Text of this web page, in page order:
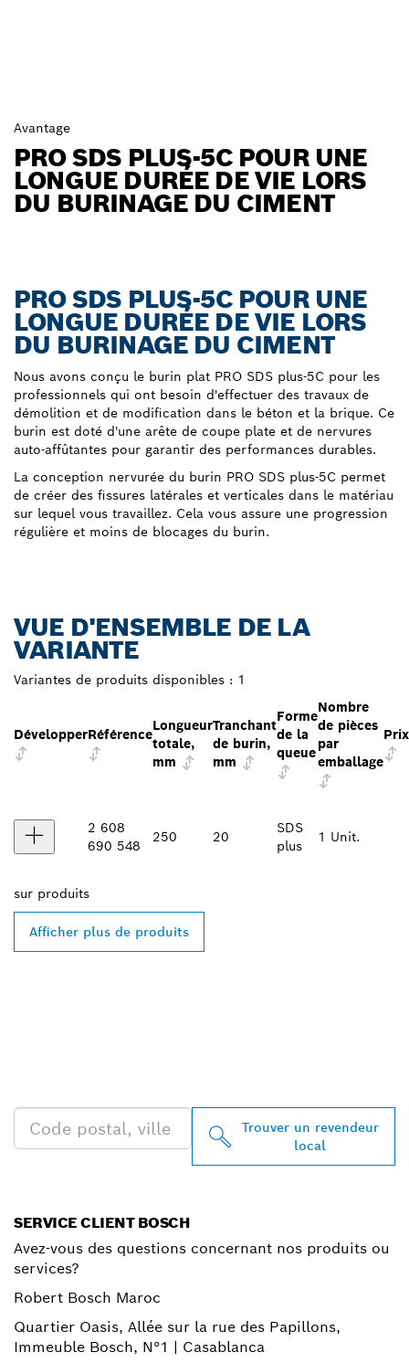
Avantage
PRO SDS PLUS-5C POUR UNE
LONGUE DURÉE DE VIE LORS
DU BURINAGE DU CIMENT
PRO SDS PLUS-5C POUR UNE
LONGUE DURÉE DE VIE LORS
DU BURINAGE DU CIMENT
Nous avons conçu le burin plat PRO SDS plus-5C pour les
professionnels qui ont besoin d'effectuer des travaux de
démolition et de modification dans le béton et la brique. Ce
burin est doté d'une arête de coupe plate et de nervures
auto-affûtantes pour garantir des performances durables.
La conception nervurée du burin PRO SDS plus-5C permet
de créer des fissures latérales et verticales dans le matériau
sur lequel vous travaillez. Cela vous assure une progression
régulière et moins de blocages du burin.
VUE D'ENSEMBLE DE LA
VARIANTE
Variantes de produits disponibles : 1
DévelopperRéférence
Longueur
totale,
mm
Tranchant
de burin,
mm
Forme
de la
queue
Nombre
de pièces
par
emballage
Prix
2 608
690 548
250 20
SDS
plus
1 Unit.
sur produits
Afficher plus de produits
Trouver un revendeur
local
SERVICE CLIENT BOSCH
Avez-vous des questions concernant nos produits ou
services?
Robert Bosch Maroc
Quartier Oasis, Allée sur la rue des Papillons,
Immeuble Bosch, N°1 | Casablanca